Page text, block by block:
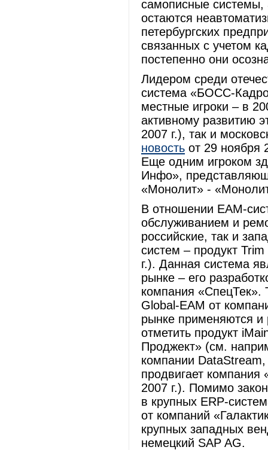
самописные системы,
остаются
петербургских
связанных с учетом
постепенно они
Лидером среди
система «БОСС-
местные игроки – в
активному развитию
2007 г.), так и
новость от 29 ноября
Еще одним игроком
Инфо»,
«Монолит» -
В отношении EAM-
обслуживанием и
российские, так и
систем – продукт
г.). Данная система
рынке – его
компания «СпецТек».
Global-EAM от
рынке применяются
отметить продукт
Проджект» (см.
компании
продвигает
2007 г.). Помимо
в крупных ERP-
от компаний
крупных западных
немецкий SAP AG.